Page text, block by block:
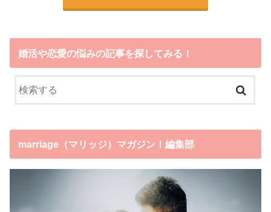
婚活や恋愛の悩みの記事を探してみる！
marriage（マリッジ）マガジン！編集部